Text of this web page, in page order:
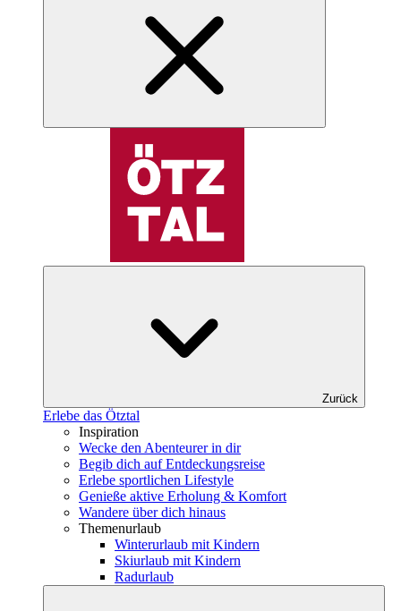
Zurück
Erlebe das Ötztal
Inspiration
Wecke den Abenteurer in dir
Begib dich auf Entdeckungsreise
Erlebe sportlichen Lifestyle
Genieße aktive Erholung & Komfort
Wandere über dich hinaus
Themenurlaub
Winterurlaub mit Kindern
Skiurlaub mit Kindern
Radurlaub